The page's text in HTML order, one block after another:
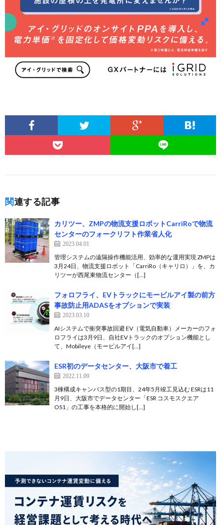
関連する記事
カリツー、ZMPの物流支援ロボットCarriRoで物流
センターのフォークリフト作業省人化
2023.04.01
管理システムの遠隔操作機能活用、効率的な運用実現 ZMPは
3月24日、物流支援ロボット「CarriRo（キャリロ）」を、カ
リツーが西尾東物流センター（[…]
フォロフライ、EVトラックにモービルアイ製の前方
事故防止用ADASをオプションで実装
2023.03.10
AIシステムで衝突事故回避 EV（電気自動車）メーカーのフォ
ロフライは3月9日、自社EVトラックのオプション機能とし
て、Mobileye（モービルアイ[…]
ESR初のデータセンター、大阪市で着工
2022.11.09
3棟構成キャンバス型の1期目、24年5月竣工見込む ESRは11
月9日、大阪市でデータセンター「ESR コスモスクエア
OS1」の工事を本格的に開始し[…]